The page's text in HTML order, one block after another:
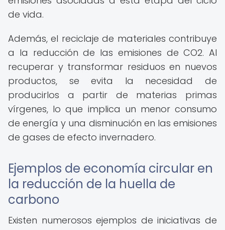
de vida.
Además, el reciclaje de materiales contribuye
a la reducción de las emisiones de CO2. Al
recuperar y transformar residuos en nuevos
productos, se evita la necesidad de
producirlos a partir de materias primas
vírgenes, lo que implica un menor consumo
de energía y una disminución en las emisiones
de gases de efecto invernadero.
Ejemplos de economía circular en
la reducción de la huella de
carbono
Existen numerosos ejemplos de iniciativas de